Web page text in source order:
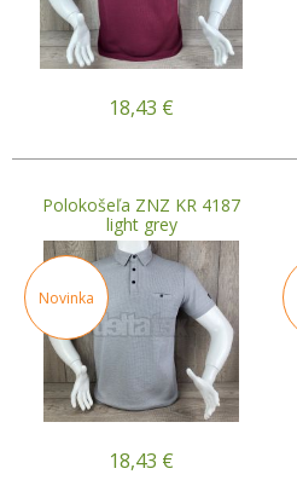
18,43 €
Polokošeľa ZNZ KR 4187
light grey
Novinka
18,43 €